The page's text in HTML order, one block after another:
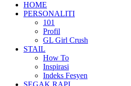
HOME
PERSONALITI
101
Profil
GL Girl Crush
STAIL
How To
Inspirasi
Indeks Fesyen
SEGAK RAPI